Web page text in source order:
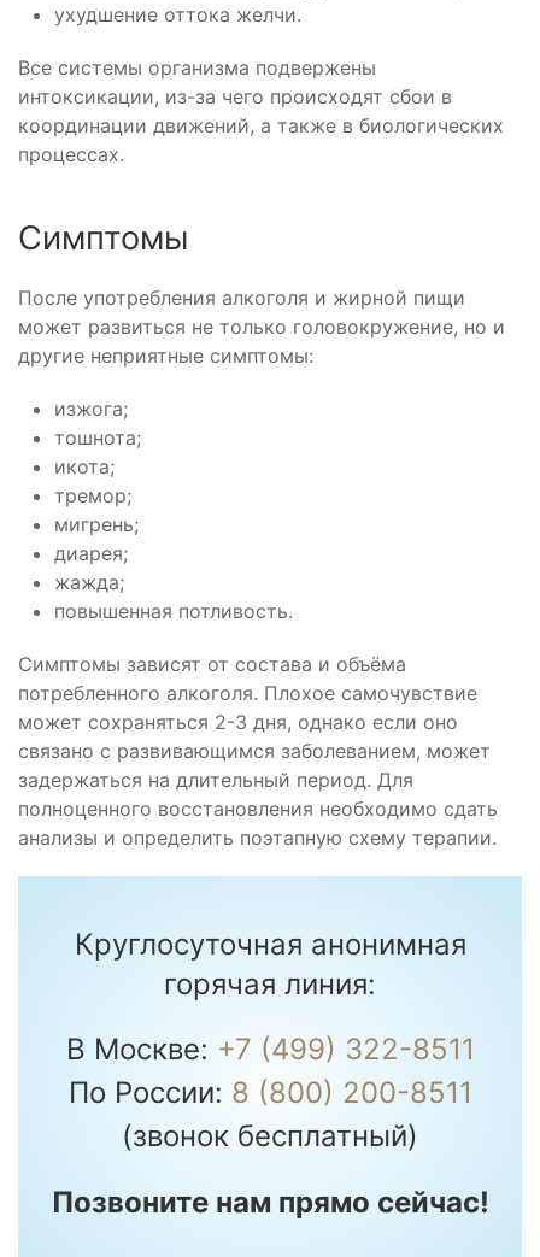
ухудшение оттока желчи.
Все системы организма подвержены
интоксикации, из-за чего происходят сбои в
координации движений, а также в биологических
процессах.
Симптомы
После употребления алкоголя и жирной пищи
может развиться не только головокружение, но и
другие неприятные симптомы:
изжога;
тошнота;
икота;
тремор;
мигрень;
диарея;
жажда;
повышенная потливость.
Симптомы зависят от состава и объёма
потребленного алкоголя. Плохое самочувствие
может сохраняться 2-3 дня, однако если оно
связано с развивающимся заболеванием, может
задержаться на длительный период. Для
полноценного восстановления необходимо сдать
анализы и определить поэтапную схему терапии.
Круглосуточная анонимная
горячая линия:
В Москве: +7 (499) 322-8511
По России: 8 (800) 200-8511
(звонок бесплатный)
Позвоните нам прямо сейчас!